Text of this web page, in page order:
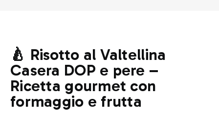
🍐 Risotto al Valtellina
Casera DOP e pere –
Ricetta gourmet con
formaggio e frutta